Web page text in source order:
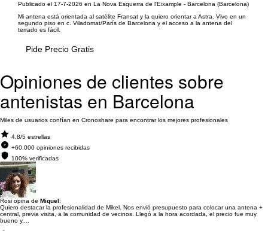
Publicado el 17-7-2026 en La Nova Esquerra de l'Eixample - Barcelona (Barcelona)
Mi antena está orientada al satélite Fransat y la quiero orientar a Astra. Vivo en un
segundo piso en c. Viladomat/París de Barcelona y el acceso a la antena del
terrado es fácil.
Pide Precio Gratis
Opiniones de clientes sobre
antenistas en Barcelona
Miles de usuarios confían en Cronoshare para encontrar los mejores profesionales
4.8/5 estrellas
+60.000 opiniones recibidas
100% verificadas
Rosi opina de Miquel:
Quiero destacar la profesionalidad de Mikel. Nos envió presupuesto para colocar una antena +
central, previa visita, a la comunidad de vecinos. Llegó a la hora acordada, el precio fue muy
bueno y,...